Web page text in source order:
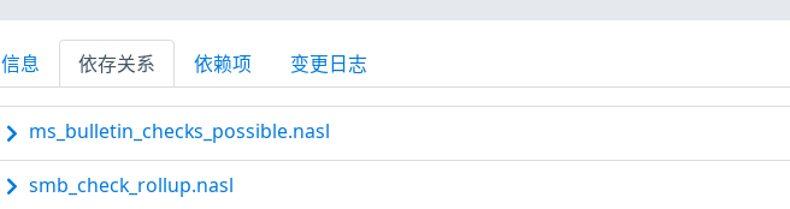
信息 依存关系 依赖项 变更日志
ms_bulletin_checks_possible.nasl
smb_check_rollup.nasl